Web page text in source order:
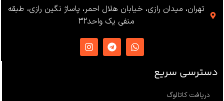
EN12841 ،EN341 ،ANSI Z359
،NFPA1983
ساخت
تهران، میدان رازی، خیابان هلال احمر، پاساژ نگین رازی، طبقه
منفی یک واحد32
دسترسی سریع
دریافت کاتالوگ